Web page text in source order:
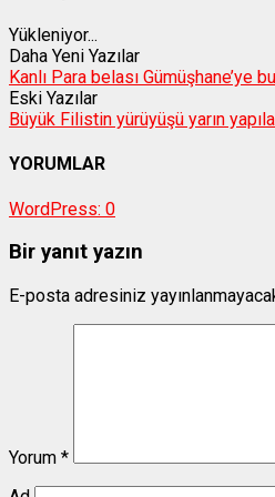
Yükleniyor...
Daha Yeni Yazılar
Kanlı Para belası Gümüşhane’ye
Eski Yazılar
Büyük Filistin yürüyüşü yarın
YORUMLAR
WordPress: 0
Bir yanıt yazın
E-posta adresiniz
Yorum *